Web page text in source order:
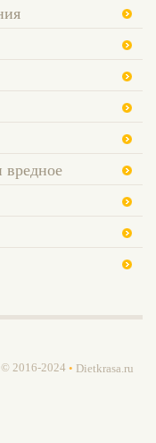
вредное
2016-2024 • Dietkrasa.ru